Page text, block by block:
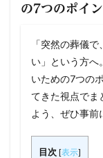
の7つのポイ
「突然の葬儀
い」という方へ
いための7つの
てきた視点でま
よう、ぜひ事前
目次 [表示]